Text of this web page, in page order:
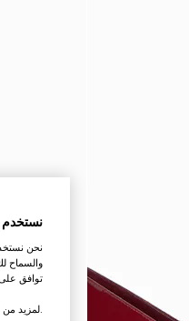
نستخدم
نحن
والسماح
توافق
.لمزيد من